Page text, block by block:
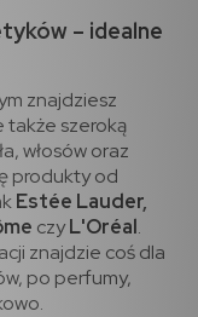
– idealne
znajdziesz
także szeroką
włosów oraz
produkty od
Estée Lauder,
czyL'Oréal.
znajdzie coś dla
po perfumy,